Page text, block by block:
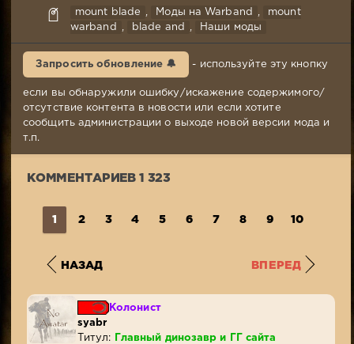
ISKLROM
07-
Комментариев:
1
323
mount blade Моды на Warband
mount
warband
blade and Наши моды
Запросить обновление 🔔 - используйте эту кнопку
если вы обнаружили ошибку/искажение содержимого/
отсутствие контента в новости или если хотите
сообщить администрации о выходе новой версии мода и
т.п.
КОММЕНТАРИЕВ 1 323
1 2 3 4 5 6 7 8 9 10
НАЗАД ВПЕРЕД
Колонист
syabr
Титул:
Главный динозавр и ГГ сайта